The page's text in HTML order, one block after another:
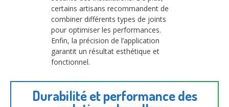
certains artisans recommandent de
combiner différents types de joints
pour optimiser les performances.
Enfin, la précision de l’application
garantit un résultat esthétique et
fonctionnel.
Durabilité et performance des